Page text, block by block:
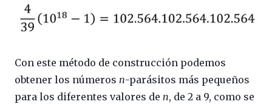
Con este método de construcción podemos
obtener los números n-parásitos más pequeños
para los diferentes valores de n, de 2 a 9, como se